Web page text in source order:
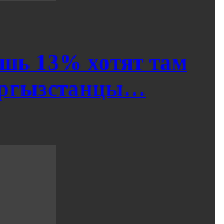
13% хотят там